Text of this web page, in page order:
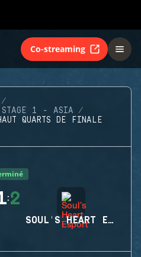
Co-streaming
STAGE 1 - ASIA
QUARTS DE FINALE
:2
SOUL'S HEART ESPORT